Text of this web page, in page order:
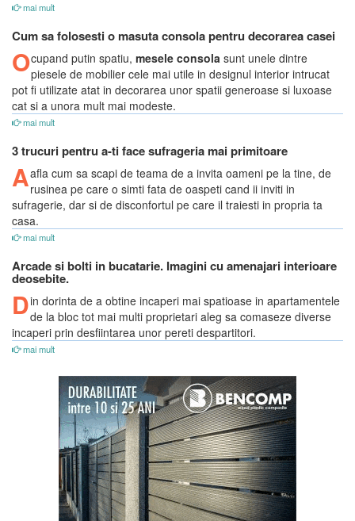
mai mult
Cum sa folosesti o masuta consola pentru decorarea casei
Ocupand putin spatiu, mesele consola sunt unele dintre
piesele de mobilier cele mai utile in designul interior intrucat
pot fi utilizate atat in decorarea unor spatii generoase si luxoase
cat si a unora mult mai modeste.
mai mult
3 trucuri pentru a-ti face sufrageria mai primitoare
Aafla cum sa scapi de teama de a invita oameni pe la tine, de
rusinea pe care o simti fata de oaspeti cand ii inviti in
sufragerie, dar si de disconfortul pe care il traiesti in propria ta
casa.
mai mult
Arcade si bolti in bucatarie. Imagini cu amenajari interioare
deosebite.
Din dorinta de a obtine incaperi mai spatioase in apartamentele
de la bloc tot mai multi proprietari aleg sa comaseze diverse
incaperi prin desfiintarea unor pereti despartitori.
mai mult